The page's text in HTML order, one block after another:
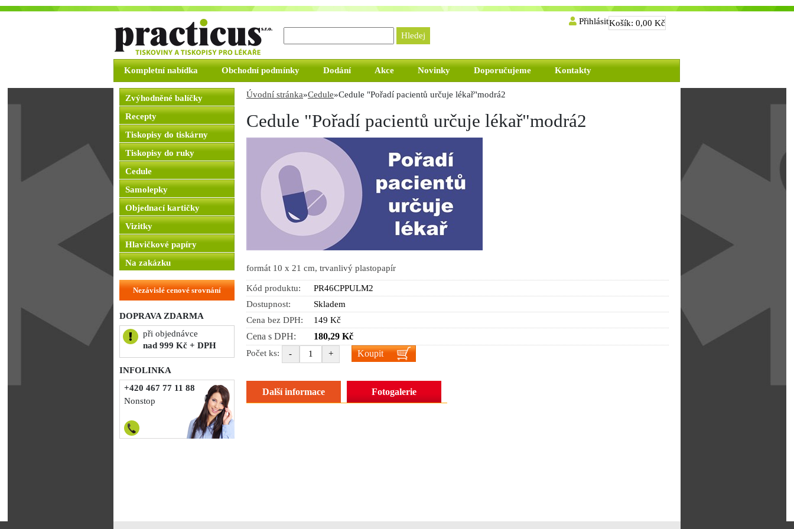
PřihlásitKošík: 0,00 Kč
Kompletní nabídka Obchodní podmínky Dodání Akce Novinky Doporučujeme Kontakty
Zvýhodněné balíčky
Recepty
Tiskopisy do tiskárny
Tiskopisy do ruky
Cedule
Samolepky
Objednací kartičky
Vizitky
Hlavičkové papíry
Na zakázku
Nezávislé cenové srovnání
DOPRAVA ZDARMA
při objednávce
nad 999 Kč + DPH
INFOLINKA
+420 467 77 11 88
Nonstop
Úvodní stránka»Cedule»Cedule "Pořadí pacientů určuje lékař"modrá2
Cedule "Pořadí pacientů určuje lékař"modrá2
formát 10 x 21 cm, trvanlivý plastopapír
Kód produktu:
PR46CPPULM2
Dostupnost:
Skladem
Cena bez DPH:
149 Kč
Cena s DPH: 180,29 Kč
Počet ks: - + Koupit
Další informace Fotogalerie